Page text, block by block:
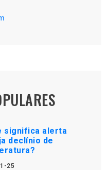
significa alerta
declínio de
25